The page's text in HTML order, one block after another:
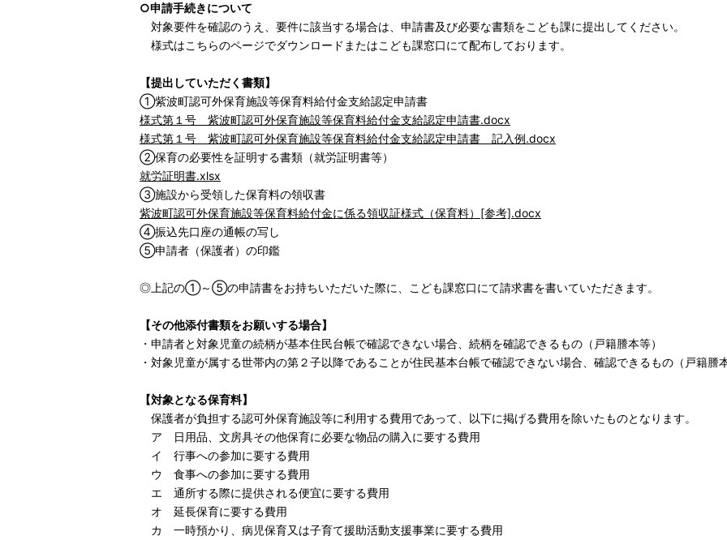
○申請手続きについて
対象要件を確認のうえ、要件に該当する場合は、申請書及び必要な書類をこども課に提出してください。
様式はこちらのページでダウンロードまたはこども課窓口にて配布しております。
【提出していただく書類】
①紫波町認可外保育施設等保育料給付金支給認定申請書
様式第１号 紫波町認可外保育施設等保育料給付金支給認定申請書.docx
様式第１号 紫波町認可外保育施設等保育料給付金支給認定申請書 記入例.docx
②保育の必要性を証明する書類（就労証明書等）
就労証明書.xlsx
③施設から受領した保育料の領収書
紫波町認可外保育施設等保育料給付金に係る領収証様式（保育料）[参考].docx
④振込先口座の通帳の写し
⑤申請者（保護者）の印鑑
◎上記の①～⑤の申請書をお持ちいただいた際に、こども課窓口にて請求書を書いていただきます。
【その他添付書類をお願いする場合】
・申請者と対象児童の続柄が基本住民台帳で確認できない場合、続柄を確認できるもの（戸籍謄本等）
・対象児童が属する世帯内の第２子以降であることが住民基本台帳で確認できない場合、確認できるもの（戸籍謄
【対象となる保育料】
保護者が負担する認可外保育施設等に利用する費用であって、以下に掲げる費用を除いたものとなります。
ア 日用品、文房具その他保育に必要な物品の購入に要する費用
イ 行事への参加に要する費用
ウ 食事への参加に要する費用
エ 通所する際に提供される便宜に要する費用
オ 延長保育に要する費用
カ 一時預かり、病児保育又は子育て援助活動支援事業に要する費用